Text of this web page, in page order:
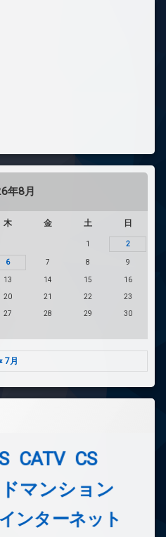
年8月
木 金 土 日
1 2
6 7 8 9
13 14 15 16
20 21 22 23
27 28 29 30
7月
CATV CS
マンション
インターネット